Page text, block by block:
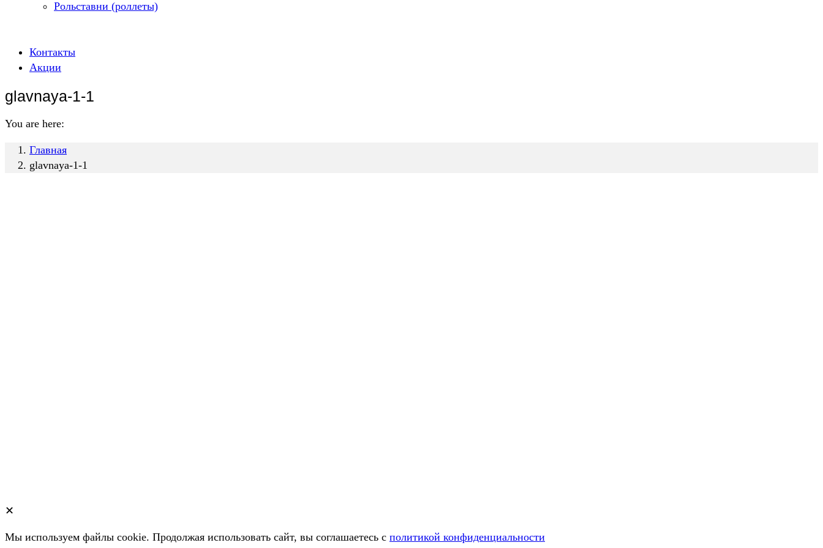
Рольставни (роллеты)
Контакты
Акции
glavnaya-1-1
You are here:
Главная
glavnaya-1-1
✕
Мы используем файлы cookie. Продолжая использовать сайт, вы соглашаетесь c политикой конфиденциальности